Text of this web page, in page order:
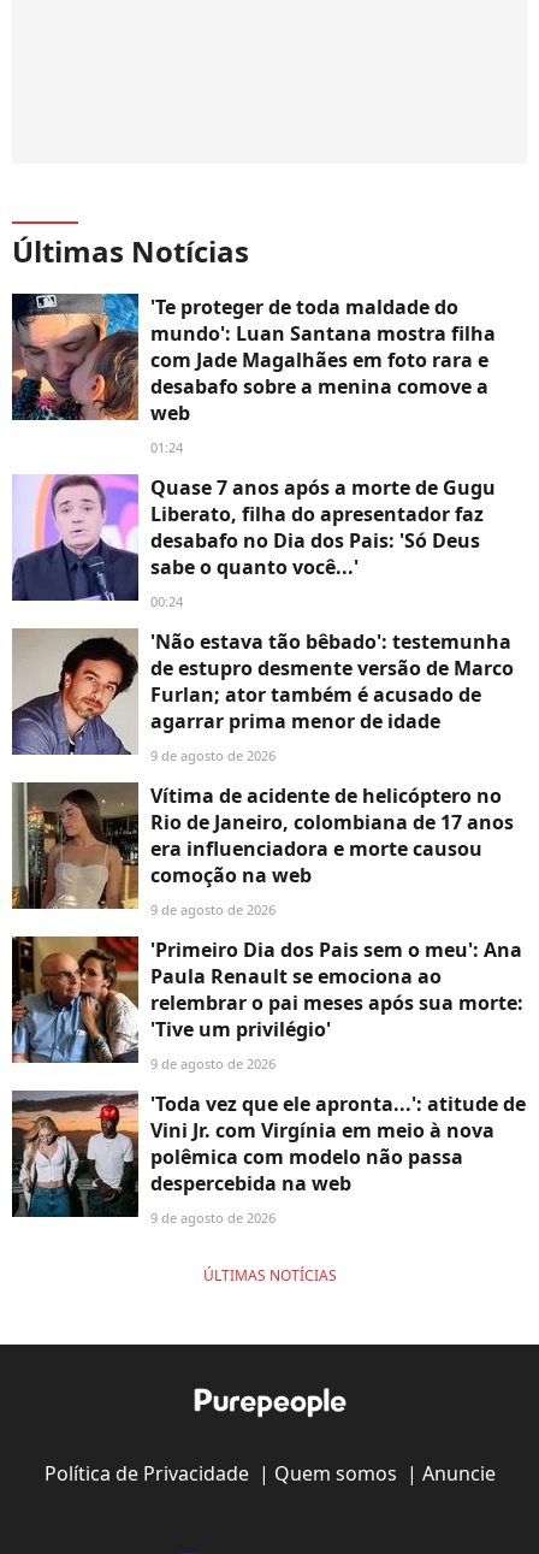
Últimas Notícias
'Te proteger de toda maldade do
mundo': Luan Santana mostra filha
com Jade Magalhães em foto rara e
desabafo sobre a menina comove a
web
01:24
Quase 7 anos após a morte de Gugu
Liberato, filha do apresentador faz
desabafo no Dia dos Pais: 'Só Deus
sabe o quanto você...'
00:24
'Não estava tão bêbado': testemunha
de estupro desmente versão de Marco
Furlan; ator também é acusado de
agarrar prima menor de idade
9 de agosto de 2026
Vítima de acidente de helicóptero no
Rio de Janeiro, colombiana de 17 anos
era influenciadora e morte causou
comoção na web
9 de agosto de 2026
'Primeiro Dia dos Pais sem o meu': Ana
Paula Renault se emociona ao
relembrar o pai meses após sua morte:
'Tive um privilégio'
9 de agosto de 2026
'Toda vez que ele apronta...': atitude de
Vini Jr. com Virgínia em meio à nova
polêmica com modelo não passa
despercebida na web
9 de agosto de 2026
ÚLTIMAS NOTÍCIAS
Política de Privacidade| Quem somos | Anuncie